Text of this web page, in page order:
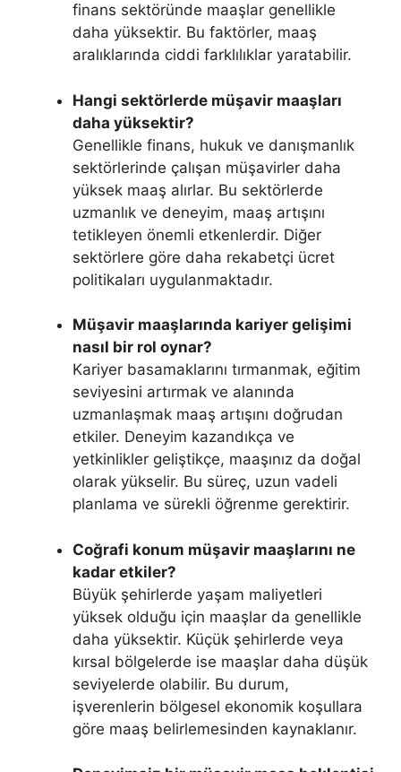
finans sektöründe maaşlar genellikle
daha yüksektir. Bu faktörler, maaş
aralıklarında ciddi farklılıklar yaratabilir.
Hangi sektörlerde müşavir maaşları
daha yüksektir?
Genellikle finans, hukuk ve danışmanlık
sektörlerinde çalışan müşavirler daha
yüksek maaş alırlar. Bu sektörlerde
uzmanlık ve deneyim, maaş artışını
tetikleyen önemli etkenlerdir. Diğer
sektörlere göre daha rekabetçi ücret
politikaları uygulanmaktadır.
Müşavir maaşlarında kariyer gelişimi
nasıl bir rol oynar?
Kariyer basamaklarını tırmanmak, eğitim
seviyesini artırmak ve alanında
uzmanlaşmak maaş artışını doğrudan
etkiler. Deneyim kazandıkça ve
yetkinlikler geliştikçe, maaşınız da doğal
olarak yükselir. Bu süreç, uzun vadeli
planlama ve sürekli öğrenme gerektirir.
Coğrafi konum müşavir maaşlarını ne
kadar etkiler?
Büyük şehirlerde yaşam maliyetleri
yüksek olduğu için maaşlar da genellikle
daha yüksektir. Küçük şehirlerde veya
kırsal bölgelerde ise maaşlar daha düşük
seviyelerde olabilir. Bu durum,
işverenlerin bölgesel ekonomik koşullara
göre maaş belirlemesinden kaynaklanır.